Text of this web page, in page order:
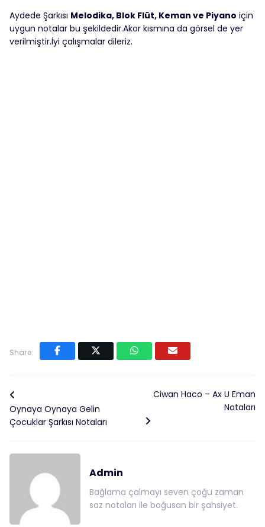
Aydede Şarkısı Melodika, Blok Flüt, Keman ve Piyano için
uygun notalar bu şekildedir.Akor kısmına da görsel de yer
verilmiştir.İyi çalışmalar dileriz.
Share:
Oynaya Oynaya Gelin
Çocuklar Şarkısı Notaları
Ciwan Haco – Ax U Eman
Notaları
Admin
Bağlama çalmayı seven çoğu zaman
saz notaları ile boğusan bir şahsiyet.